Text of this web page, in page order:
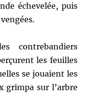
échevelée, puis
contrebandiers
les feuilles
se jouaient les
grimpa sur l’arbre